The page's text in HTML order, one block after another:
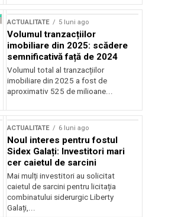
ACTUALITATE 5 luni ago
Volumul tranzacțiilor
imobiliare din 2025: scădere
semnificativă față de 2024
Volumul total al tranzacțiilor
imobiliare din 2025 a fost de
aproximativ 525 de milioane...
ACTUALITATE 6 luni ago
Noul interes pentru fostul
Sidex Galați: Investitori mari
cer caietul de sarcini
Mai mulți investitori au solicitat
caietul de sarcini pentru licitația
combinatului siderurgic Liberty
Galați,...